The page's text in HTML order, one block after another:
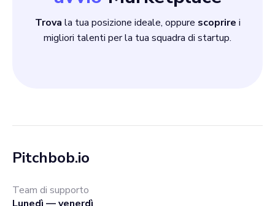
Trova la tua posizione ideale, oppure scoprire i
migliori talenti per la tua squadra di startup.
Pitchbob.io
Team di supporto